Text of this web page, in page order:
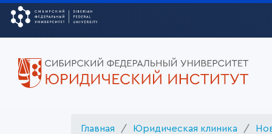
Главная Юридическая клиника